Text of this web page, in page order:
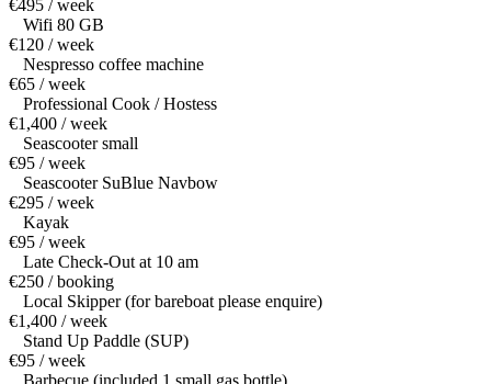
€495 / week
Wifi 80 GB
€120 / week
Nespresso coffee machine
€65 / week
Professional Cook / Hostess
€1,400 / week
Seascooter small
€95 / week
Seascooter SuBlue Navbow
€295 / week
Kayak
€95 / week
Late Check-Out at 10 am
€250 / booking
Local Skipper (for bareboat please enquire)
€1,400 / week
Stand Up Paddle (SUP)
€95 / week